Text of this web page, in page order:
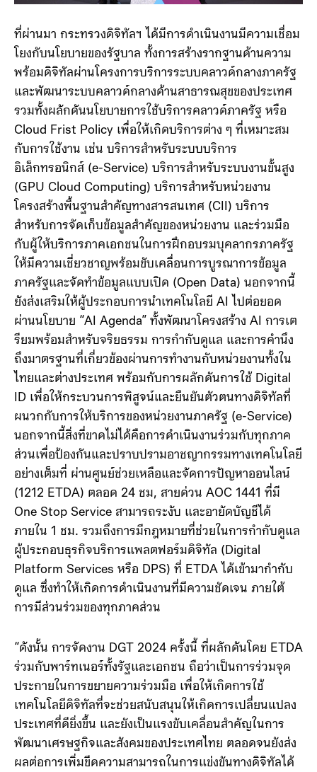
ที่ผ่านมา กระทรวงดิจิทัลฯ ได้มีการดำเนินงานมีความเชื่อม
โยงกับนโยบายของรัฐบาล ทั้งการสร้างรากฐานด้านความ
พร้อมดิจิทัลผ่านโครงการบริการระบบคลาวด์กลางภาครัฐ
และพัฒนาระบบคลาวด์กลางด้านสาธารณสุขของประเทศ
รวมทั้งผลักดันนโยบายการใช้บริการคลาวด์ภาครัฐ หรือ
Cloud Frist Policy เพื่อให้เกิดบริการต่าง ๆ ที่เหมาะสม
กับการใช้งาน เช่น บริการสำหรับระบบบริการ
อิเล็กทรอนิกส์ (e-Service) บริการสำหรับระบบงานขั้นสูง
(GPU Cloud Computing) บริการสำหรับหน่วยงาน
โครงสร้างพื้นฐานสำคัญทางสารสนเทศ (CII) บริการ
สำหรับการจัดเก็บข้อมูลสำคัญของหน่วยงาน และร่วมมือ
กับผู้ให้บริการภาคเอกชนในการฝึกอบรมบุคลากรภาครัฐ
ให้มีความเชี่ยวชาญพร้อมขับเคลื่อนการบูรณาการข้อมูล
ภาครัฐและจัดทำข้อมูลแบบเปิด (Open Data) นอกจากนี้
ยังส่งเสริมให้ผู้ประกอบการนำเทคโนโลยี AI ไปต่อยอด
ผ่านนโยบาย “AI Agenda” ทั้งพัฒนาโครงสร้าง AI การเต
รียมพร้อมสำหรับจริยธรรม การกำกับดูแล และการคำนึง
ถึงมาตรฐานที่เกี่ยวข้องผ่านการทำงานกับหน่วยงานทั้งใน
ไทยและต่างประเทศ พร้อมกับการผลักดันการใช้ Digital
ID เพื่อให้กระบวนการพิสูจน์และยืนยันตัวตนทางดิจิทัลที่
ผนวกกับการให้บริการของหน่วยงานภาครัฐ (e-Service)
นอกจากนี้สิ่งที่ขาดไม่ได้คือการดำเนินงานร่วมกับทุกภาค
ส่วนเพื่อป้องกันและปราบปรามอาชญากรรมทางเทคโนโลยี
อย่างเต็มที่ ผ่านศูนย์ช่วยเหลือและจัดการปัญหาออนไลน์
(1212 ETDA) ตลอด 24 ชม, สายด่วน AOC 1441 ที่มี
One Stop Service สามารถระงับ และอายัดบัญชีได้
ภายใน 1 ชม. รวมถึงการมีกฎหมายที่ช่วยในการกำกับดูแล
ผู้ประกอบธุรกิจบริการแพลตฟอร์มดิจิทัล (Digital
Platform Services หรือ DPS) ที่ ETDA ได้เข้ามากำกับ
ดูแล ซึ่งทำให้เกิดการดำเนินงานที่มีความชัดเจน ภายใต้
การมีส่วนร่วมของทุกภาคส่วน
“ดังนั้น การจัดงาน DGT 2024 ครั้งนี้ ที่ผลักดันโดย ETDA
ร่วมกับพาร์ทเนอร์ทั้งรัฐและเอกชน ถือว่าเป็นการร่วมจุด
ประกายในการขยายความร่วมมือ เพื่อให้เกิดการใช้
เทคโนโลยีดิจิทัลที่จะช่วยสนับสนุนให้เกิดการเปลี่ยนแปลง
ประเทศที่ดียิ่งขึ้น และยังเป็นแรงขับเคลื่อนสำคัญในการ
พัฒนาเศรษฐกิจและสังคมของประเทศไทย ตลอดจนยังส่ง
ผลต่อการเพิ่มขีดความสามารถในการแข่งขันทางดิจิทัลได้